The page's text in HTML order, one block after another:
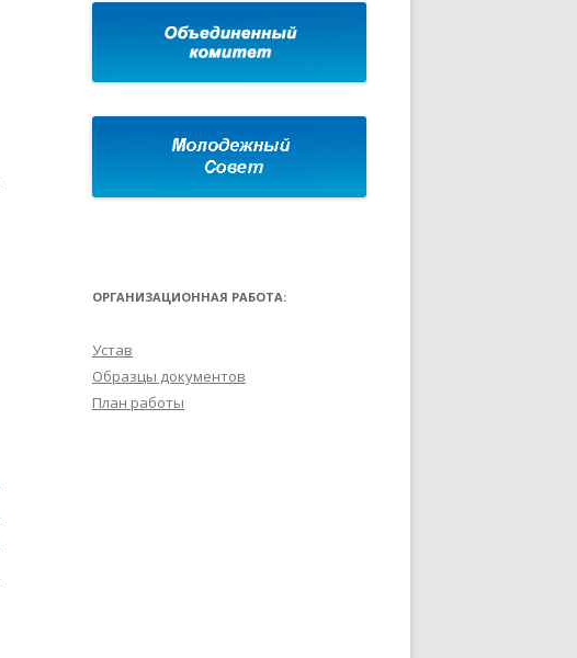
ОРГАНИЗАЦИОННАЯ РАБОТА:
Устав
Образцы документов
План работы